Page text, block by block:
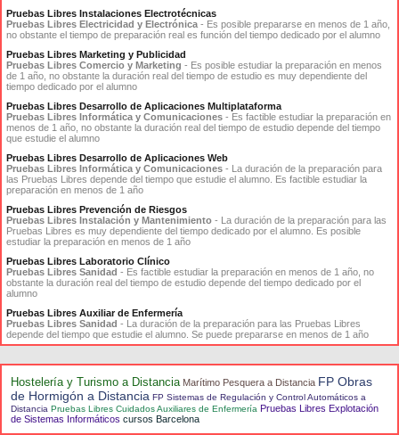
Pruebas Libres Instalaciones Electrotécnicas
Pruebas Libres Electricidad y Electrónica - Es posible prepararse en menos de 1 año,
no obstante el tiempo de preparación real es función del tiempo dedicado por el alumno
Pruebas Libres Marketing y Publicidad
Pruebas Libres Comercio y Marketing - Es posible estudiar la preparación en menos
de 1 año, no obstante la duración real del tiempo de estudio es muy dependiente del
tiempo dedicado por el alumno
Pruebas Libres Desarrollo de Aplicaciones Multiplataforma
Pruebas Libres Informática y Comunicaciones - Es factible estudiar la preparación en
menos de 1 año, no obstante la duración real del tiempo de estudio depende del tiempo
que estudie el alumno
Pruebas Libres Desarrollo de Aplicaciones Web
Pruebas Libres Informática y Comunicaciones - La duración de la preparación para
las Pruebas Libres depende del tiempo que estudie el alumno. Es factible estudiar la
preparación en menos de 1 año
Pruebas Libres Prevención de Riesgos
Pruebas Libres Instalación y Mantenimiento - La duración de la preparación para las
Pruebas Libres es muy dependiente del tiempo dedicado por el alumno. Es posible
estudiar la preparación en menos de 1 año
Pruebas Libres Laboratorio Clínico
Pruebas Libres Sanidad - Es factible estudiar la preparación en menos de 1 año, no
obstante la duración real del tiempo de estudio depende del tiempo dedicado por el
alumno
Pruebas Libres Auxiliar de Enfermería
Pruebas Libres Sanidad - La duración de la preparación para las Pruebas Libres
depende del tiempo que estudie el alumno. Se puede prepararse en menos de 1 año
Hostelería y Turismo a Distancia Marítimo Pesquera a Distancia FP Obras
de Hormigón a Distancia FP Sistemas de Regulación y Control Automáticos a
Distancia Pruebas Libres Cuidados Auxiliares de Enfermería Pruebas Libres Explotación
de Sistemas Informáticos cursos Barcelona